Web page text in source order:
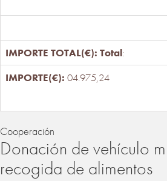
Total:
04.975,24
Cooperación
Donación de vehículo
recogida de alimentos